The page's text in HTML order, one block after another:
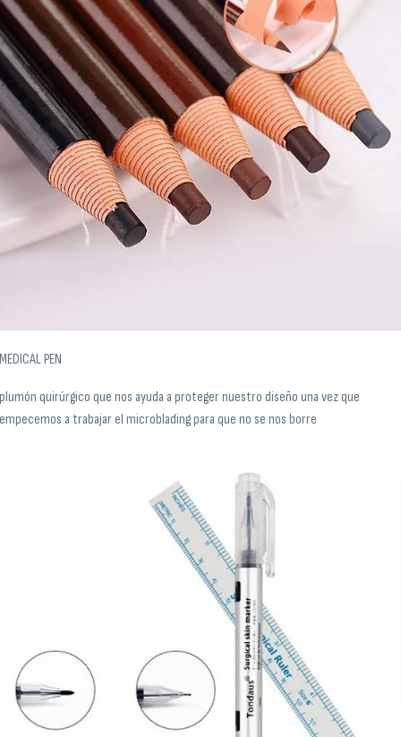
MEDICAL PEN
plumón quirúrgico que nos ayuda a proteger nuestro diseño una vez que
empecemos a trabajar el microblading para que no se nos borre